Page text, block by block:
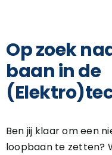
Op zoek
baan in de
Ben jij klaar om een
loopbaan te zetten?